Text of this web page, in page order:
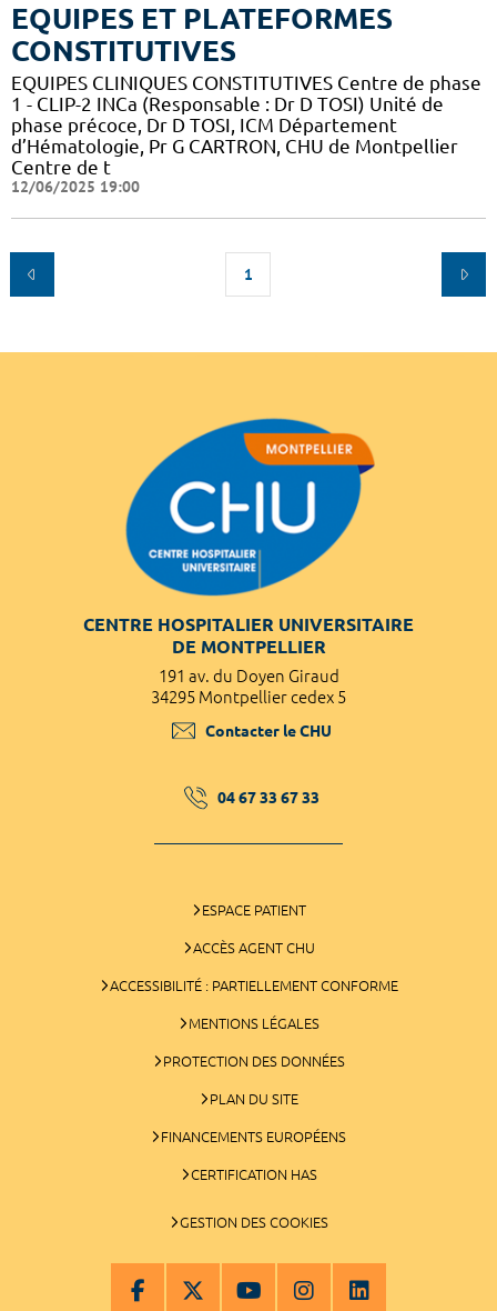
EQUIPES ET PLATEFORMES
CONSTITUTIVES
EQUIPES CLINIQUES CONSTITUTIVES Centre de phase
1 - CLIP-2 INCa (Responsable : Dr D TOSI) Unité de
phase précoce, Dr D TOSI, ICM Département
d’Hématologie, Pr G CARTRON, CHU de Montpellier
Centre de t
12/06/2025 19:00
1
CENTRE HOSPITALIER UNIVERSITAIRE
DE MONTPELLIER
191 av. du Doyen Giraud
34295 Montpellier cedex 5
Contacter le CHU
04 67 33 67 33
ESPACE PATIENT
ACCÈS AGENT CHU
ACCESSIBILITÉ : PARTIELLEMENT CONFORME
MENTIONS LÉGALES
PROTECTION DES DONNÉES
PLAN DU SITE
FINANCEMENTS EUROPÉENS
CERTIFICATION HAS
GESTION DES COOKIES